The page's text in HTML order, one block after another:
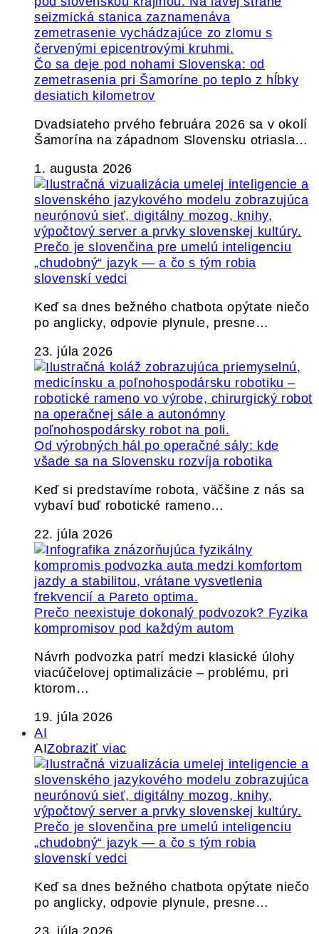
Čo sa deje pod nohami Slovenska: od
zemetrasenia pri Šamoríne po teplo z hĺbky
desiatich kilometrov
Dvadsiateho prvého februára 2026 sa v okolí
Šamorína na západnom Slovensku otriasla…
1. augusta 2026
Prečo je slovenčina pre umelú inteligenciu
„chudobný“ jazyk — a čo s tým robia
slovenskí vedci
Keď sa dnes bežného chatbota opýtate niečo
po anglicky, odpovie plynule, presne…
23. júla 2026
Od výrobných hál po operačné sály: kde
všade sa na Slovensku rozvíja robotika
Keď si predstavíme robota, väčšine z nás sa
vybaví buď robotické rameno…
22. júla 2026
Prečo neexistuje dokonalý podvozok? Fyzika
kompromisov pod každým autom
Návrh podvozka patrí medzi klasické úlohy
viacúčelovej optimalizácie – problému, pri
ktorom…
19. júla 2026
AI
AIZobraziť viac
Prečo je slovenčina pre umelú inteligenciu
„chudobný“ jazyk — a čo s tým robia
slovenskí vedci
Keď sa dnes bežného chatbota opýtate niečo
po anglicky, odpovie plynule, presne…
23. júla 2026